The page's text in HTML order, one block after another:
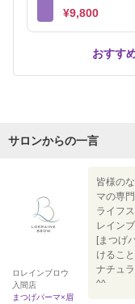
¥9,800
おすす
サロンからの一言
ロレインブロウ
入間店
まつげパーマ×眉
皆様の
マの専
ライフ
レイン
[まつげ
けるこ
ナチュ
^^